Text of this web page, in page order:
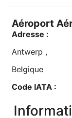
Aéroport
Adresse :
Antwerp ,
Belgique
Code IATA :
ANR